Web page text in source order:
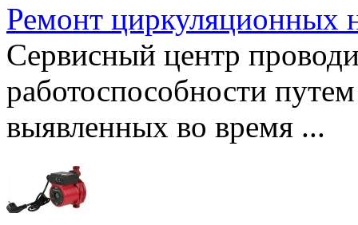
Ремонт циркуляционных
Сервисный центр
работоспособности
выявленных во время ...